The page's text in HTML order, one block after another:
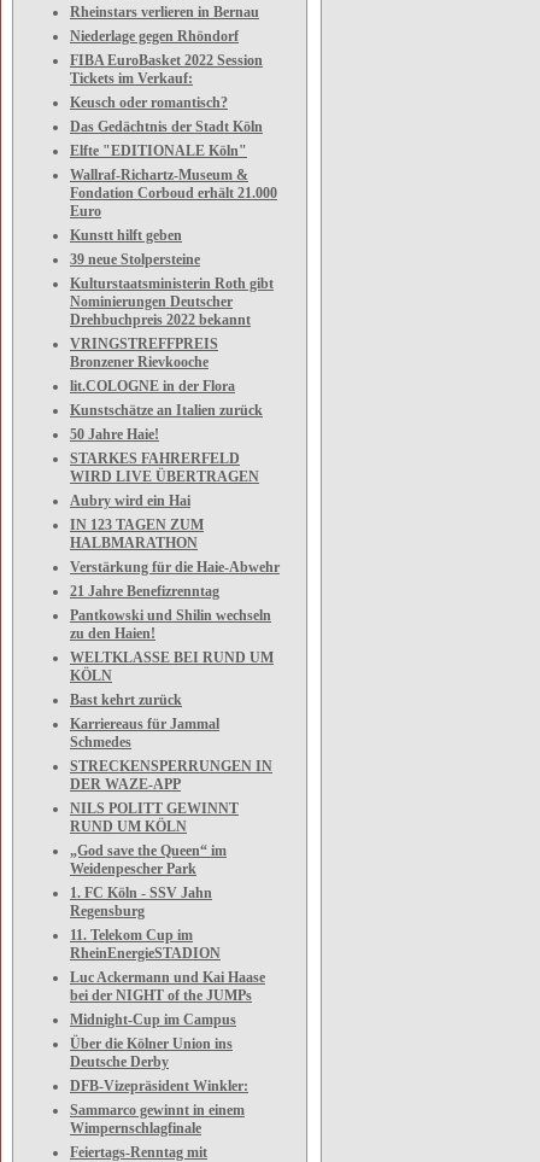
Rheinstars verlieren in Bernau
Niederlage gegen Rhöndorf
FIBA EuroBasket 2022 Session
Tickets im Verkauf:
Keusch oder romantisch?
Das Gedächtnis der Stadt Köln
Elfte "EDITIONALE Köln"
Wallraf-Richartz-Museum &
Fondation Corboud erhält 21.000
Euro
Kunstt hilft geben
39 neue Stolpersteine
Kulturstaatsministerin Roth gibt
Nominierungen Deutscher
Drehbuchpreis 2022 bekannt
VRINGSTREFFPREIS
Bronzener Rievkooche
lit.COLOGNE in der Flora
Kunstschätze an Italien zurück
50 Jahre Haie!
STARKES FAHRERFELD
WIRD LIVE ÜBERTRAGEN
Aubry wird ein Hai
IN 123 TAGEN ZUM
HALBMARATHON
Verstärkung für die Haie-Abwehr
21 Jahre Benefizrenntag
Pantkowski und Shilin wechseln
zu den Haien!
WELTKLASSE BEI RUND UM
KÖLN
Bast kehrt zurück
Karriereaus für Jammal
Schmedes
STRECKENSPERRUNGEN IN
DER WAZE-APP
NILS POLITT GEWINNT
RUND UM KÖLN
„God save the Queen“ im
Weidenpescher Park
1. FC Köln - SSV Jahn
Regensburg
11. Telekom Cup im
RheinEnergieSTADION
Luc Ackermann und Kai Haase
bei der NIGHT of the JUMPs
Midnight-Cup im Campus
Über die Kölner Union ins
Deutsche Derby
DFB-Vizepräsident Winkler:
Sammarco gewinnt in einem
Wimpernschlagfinale
Feiertags-Renntag mit